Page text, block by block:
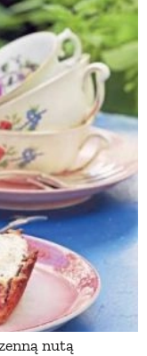
nutą